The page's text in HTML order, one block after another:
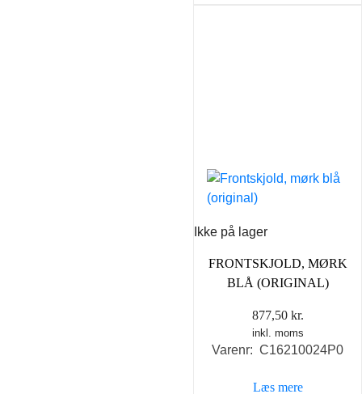
Ikke på lager
FRONTSKJOLD, MØRK
BLÅ (ORIGINAL)
877,50 kr.
inkl. moms
Varenr: C16210024P0
Læs mere